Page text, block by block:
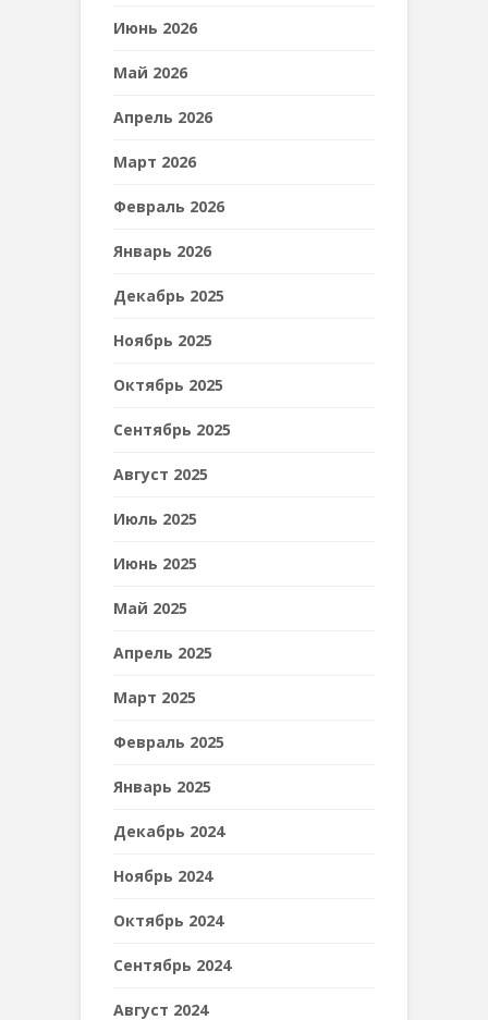
Июнь 2026
Май 2026
Апрель 2026
Март 2026
Февраль 2026
Январь 2026
Декабрь 2025
Ноябрь 2025
Октябрь 2025
Сентябрь 2025
Август 2025
Июль 2025
Июнь 2025
Май 2025
Апрель 2025
Март 2025
Февраль 2025
Январь 2025
Декабрь 2024
Ноябрь 2024
Октябрь 2024
Сентябрь 2024
Август 2024